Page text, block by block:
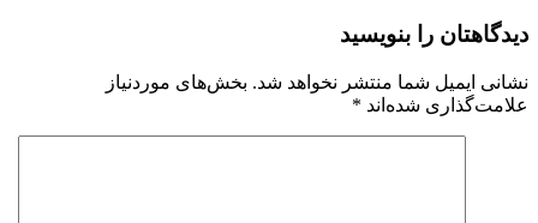
دیدگاهتان را بنویسید
نشانی ایمیل شما منتشر نخواهد شد. بخش‌های موردنیاز
علامت‌گذاری شده‌اند *